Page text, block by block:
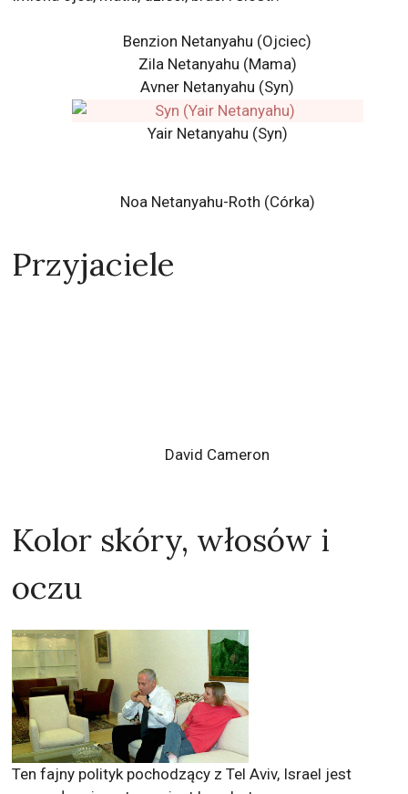
Benzion Netanyahu (Ojciec)
Zila Netanyahu (Mama)
Avner Netanyahu (Syn)
Yair Netanyahu (Syn)
Noa Netanyahu-Roth (Córka)
Przyjaciele
Ten fajny polityk pochodzący z Tel Aviv, Israel jest
szczupły, a jego twarz jest kwadratowa.
Kolor włosów Szary
Rodzaj włosów Straight